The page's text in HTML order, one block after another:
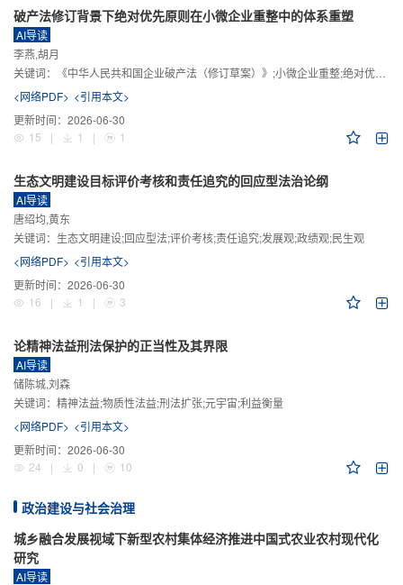
破产法修订背景下绝对优先原则在小微企业重整中的体系重塑
AI导读
李燕,胡月
关键词：
《中华人民共和国企业破产法（修订草案）》;小微企业重整;绝对优先原则;股东权益保留;预期可支配收入标准
<网络PDF> <引用本文>
更新时间： 2026-06-30
15
| 1 | 1
生态文明建设目标评价考核和责任追究的回应型法治论纲
AI导读
唐绍均,黄东
关键词： 生态文明建设;回应型法;评价考核;责任追究;发展观;政绩观;民生观
<网络PDF> <引用本文>
更新时间： 2026-06-30
16
| 1 | 3
论精神法益刑法保护的正当性及其界限
AI导读
储陈城,刘森
关键词： 精神法益;物质性法益;刑法扩张;元宇宙;利益衡量
<网络PDF> <引用本文>
更新时间： 2026-06-30
24
| 0 | 10
政治建设与社会治理
城乡融合发展视域下新型农村集体经济推进中国式农业农村现代化
研究
AI导读